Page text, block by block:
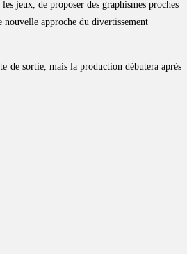
jeux, de proposer des graphismes proches
nouvelle approche du divertissement
de sortie, mais la production débutera après